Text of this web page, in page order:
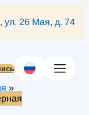
ул. 26 Мая, д. 74
»